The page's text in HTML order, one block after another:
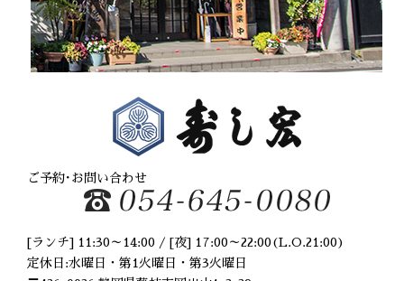
2020年5月 (1)
2020年4月(3)
2020年2月(1)
2020年1月(1)
2019年10月
(1)
2019年9月
(2)
2019年8月
2019年5月(1)
2019年2月(1)
2019年1月(2)
2018年11月
(3)
ご予約･お問い合わせ
[ランチ] 11:30～14:00 / [夜] 17:00～22:00(L.O.21:00)
定休日:水曜日・第1火曜日・第3火曜日